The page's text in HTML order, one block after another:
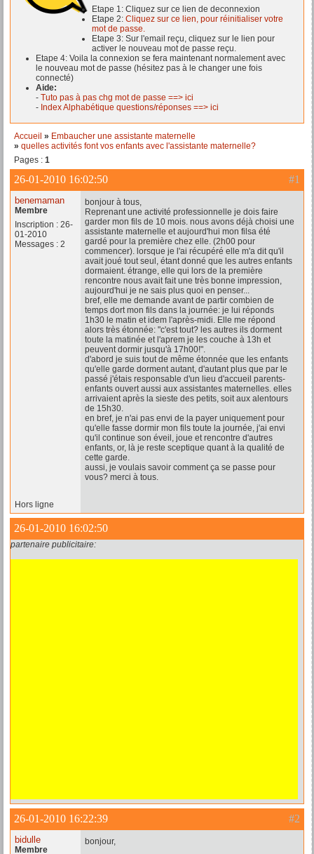
Etape 1: Cliquez sur ce lien de deconnexion
Etape 2: Cliquez sur ce lien, pour réinitialiser votre
mot de passe.
Etape 3: Sur l'email reçu, cliquez sur le lien pour
activer le nouveau mot de passe reçu.
Etape 4: Voila la connexion se fera maintenant normalement avec
le nouveau mot de passe (hésitez pas à le changer une fois
connecté)
Aide:
- Tuto pas à pas chg mot de passe ==> ici
- Index Alphabétique questions/réponses ==> ici
Accueil » Embaucher une assistante maternelle
» quelles activités font vos enfants avec l'assistante maternelle?
Pages : 1
#1
26-01-2010 16:02:50
benemaman
Membre
Inscription : 26-
01-2010
Messages : 2
bonjour à tous,
Reprenant une activité professionnelle je dois faire
garder mon fils de 10 mois. nous avons déjà choisi une
assistante maternelle et aujourd'hui mon filsa été
gardé pour la première chez elle. (2h00 pour
commencer). lorsque je l'ai récupéré elle m'a dit qu'il
avait joué tout seul, étant donné que les autres enfants
dormaient. étrange, elle qui lors de la première
rencontre nous avait fait une très bonne impression,
aujourd'hui je ne sais plus quoi en penser...
bref, elle me demande avant de partir combien de
temps dort mon fils dans la journée: je lui réponds
1h30 le matin et idem l'après-midi. Elle me répond
alors très étonnée: "c'est tout? les autres ils dorment
toute la matinée et l'aprem je les couche à 13h et
peuvent dormir jusqu'à 17h00!".
d'abord je suis tout de même étonnée que les enfants
qu'elle garde dorment autant, d'autant plus que par le
passé j'étais responsable d'un lieu d'accueil parents-
enfants ouvert aussi aux assistantes maternelles. elles
arrivaient après la sieste des petits, soit aux alentours
de 15h30.
en bref, je n'ai pas envi de la payer uniquement pour
qu'elle fasse dormir mon fils toute la journée, j'ai envi
qu'il continue son éveil, joue et rencontre d'autres
enfants, or, là je reste sceptique quant à la qualité de
cette garde.
aussi, je voulais savoir comment ça se passe pour
vous? merci à tous.
Hors ligne
26-01-2010 16:02:50
partenaire publicitaire:
#2
26-01-2010 16:22:39
bidulle
Membre
bonjour,